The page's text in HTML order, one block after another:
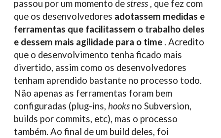
passou por um momento destress, que fez com
que os desenvolvedores adotassem medidas e
ferramentas que facilitassem o trabalho deles
e dessem mais agilidade para o time . Acredito
que o desenvolvimento tenha ficado mais
divertido, assim como os desenvolvedores
tenham aprendido bastante no processo todo.
Não apenas as ferramentas foram bem
configuradas (plug-ins, hooks no Subversion,
builds por commits, etc), mas o processo
também. Ao final de um build deles, foi